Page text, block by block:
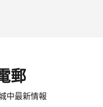
郵
中最新情報